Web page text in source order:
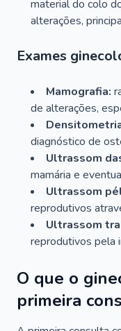
material do colo
alterações,
Exames
Mamografia:
de alterações,
diagnóstico de
Ultrassom
mamária e
Ultrassom
reprodutivos
Ultrassom
reprodutivos pela
O que o
primeira